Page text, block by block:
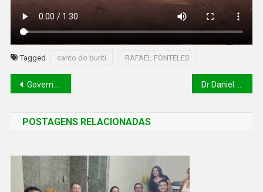
Tagged canto do buriti RAFAEL FONTELES
Governador Rafael Fonteles visita obra escolar no município de canto do buriti Dr Daniel Oliveira esteve presente na serimonia de adesão do governo do estado do piaui aos programas do pacto nacional
POSTAGENS RELACIONADAS